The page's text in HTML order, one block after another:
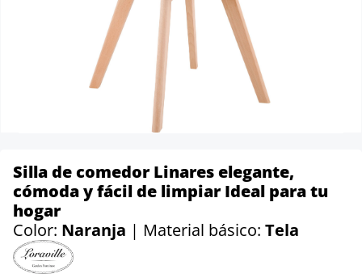
Silla de comedor Linares elegante,
cómoda y fácil de limpiar Ideal para tu
hogar
Color: Naranja | Material básico: Tela